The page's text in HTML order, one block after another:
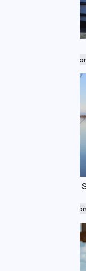
Leisure and
Maison du
Museums &